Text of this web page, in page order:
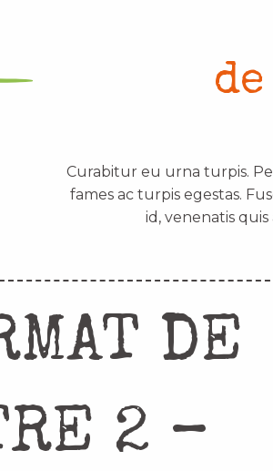
Curabitur eu urna turpis.
fames ac turpis egestas.
id, venenatis
DE
2 –